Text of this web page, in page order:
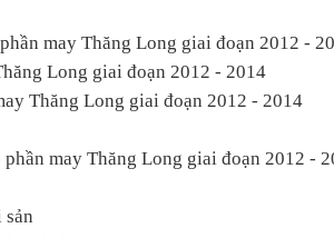
may Thăng Long giai đoạn 2012 -
Long giai đoạn 2012 - 2014
Thăng Long giai đoạn 2012 - 2014
may Thăng Long giai đoạn 2012 -
sản